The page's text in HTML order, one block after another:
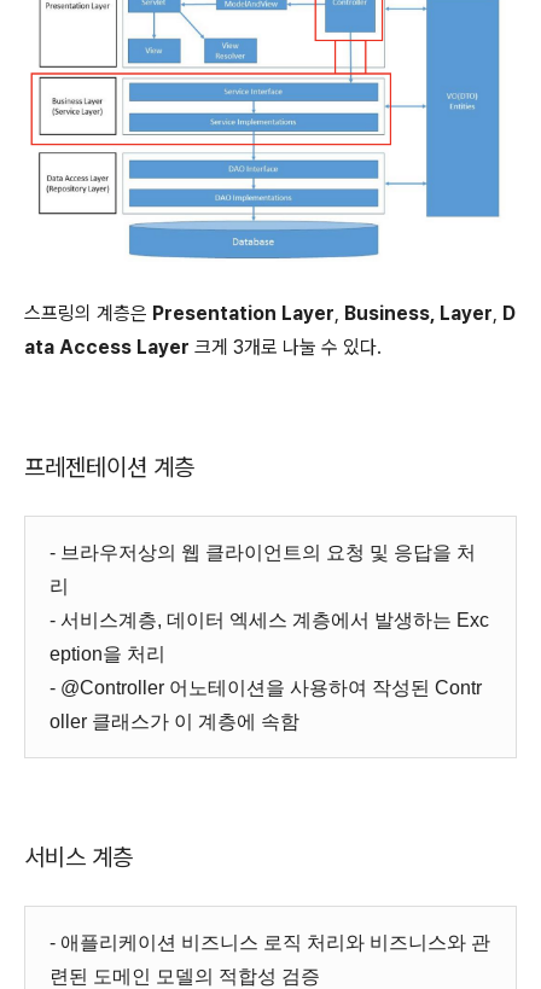
스프링의 계층은 Presentation Layer, Business, Layer, D
ata Access Layer 크게 3개로 나눌 수 있다.
프레젠테이션 계층
- 브라우저상의 웹 클라이언트의 요청 및 응답을 처
리
- 서비스계층, 데이터 엑세스 계층에서 발생하는 Exc
eption을 처리
- @Controller 어노테이션을 사용하여 작성된 Contr
oller 클래스가 이 계층에 속함
서비스 계층
- 애플리케이션 비즈니스 로직 처리와 비즈니스와 관
련된 도메인 모델의 적합성 검증